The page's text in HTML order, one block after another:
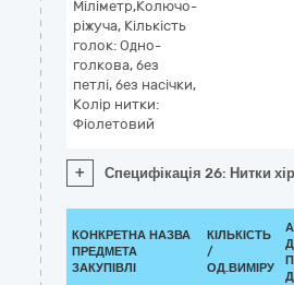
Міліметр,Колючо-
ріжуча, Кількість
голок: Одно-
голкова, без
петлі, без насічки,
Колір нитки:
Фіолетовий
+ Специфікація 26: Нитки
КОНКРЕТНА НАЗВА
ПРЕДМЕТА
ЗАКУПІВЛІ
КІЛЬКІСТЬ
/
ОД.ВИМІРУ